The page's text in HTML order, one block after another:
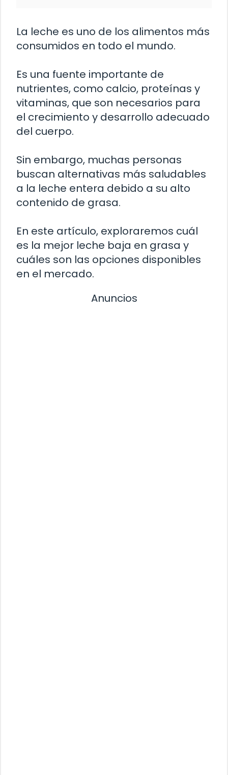
La leche es uno de los alimentos más
consumidos en todo el mundo.
Es una fuente importante de
nutrientes, como calcio, proteínas y
vitaminas, que son necesarios para
el crecimiento y desarrollo adecuado
del cuerpo.
Sin embargo, muchas personas
buscan alternativas más saludables
a la leche entera debido a su alto
contenido de grasa.
En este artículo, exploraremos cuál
es la mejor leche baja en grasa y
cuáles son las opciones disponibles
en el mercado.
Anuncios